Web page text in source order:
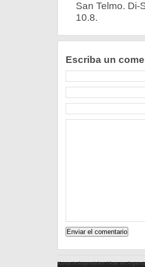
San Telmo. Di-
10.8.
Escriba un
Kunst in Argentinien / Arte en